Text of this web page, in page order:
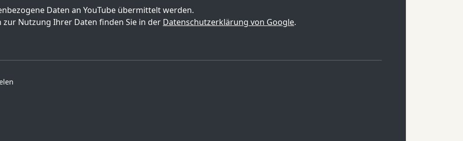
Daten an YouTube übermittelt werden.
Nutzung Ihrer Daten finden Sie in der Datenschutzerklärung von Google.